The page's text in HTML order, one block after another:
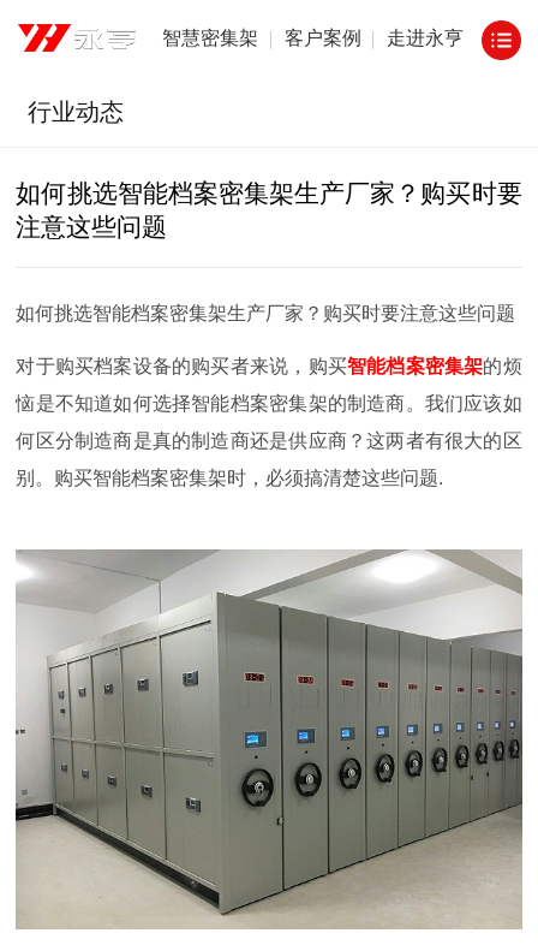
智慧密集架 客户案例 走进永亨
行业动态
如何挑选智能档案密集架生产厂家？购买时要
注意这些问题
如何挑选智能档案密集架生产厂家？购买时要注意这些问题
对于购买档案设备的购买者来说，购买智能档案密集架的烦
恼是不知道如何选择智能档案密集架的制造商。我们应该如
何区分制造商是真的制造商还是供应商？这两者有很大的区
别。购买智能档案密集架时，必须搞清楚这些问题.